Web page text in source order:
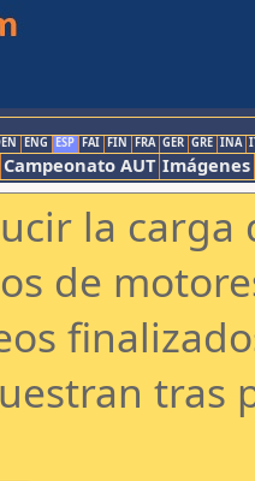
ENG ESP FAI FIN FRA GER GRE INA
Campeonato AUT Imágenes
la
de
tras